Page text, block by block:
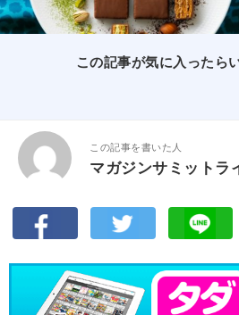
この記事が気に入ったら
この記事を書いた人
マガジンサミットラ